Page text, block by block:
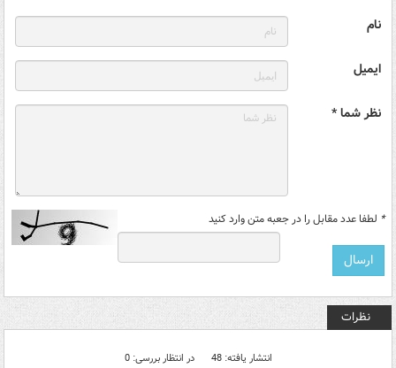
نام
ایمیل
نظر شما *
* لطفا عدد مقابل را در جعبه متن وارد کنید
نظرات
انتشار یافته: 48 در انتظار بررسی: 0